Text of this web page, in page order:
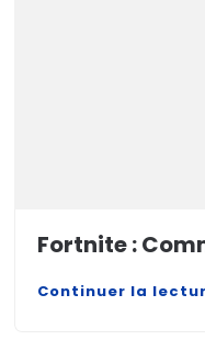
Fortnite :
Continuer la